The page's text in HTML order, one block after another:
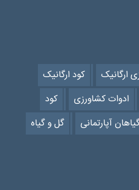
ارگانیک
کود ارگانیک
ادوات کشاورزی
کود
آپارتمانی
گل و گیاه